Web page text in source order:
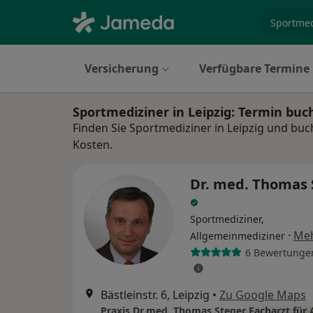
Versicherung Verfügbare Termine
Sportmediziner in Leipzig: Termin
Finden Sie Sportmediziner in Leipzig und
Kosten.
Dr. med. Thomas
Sportmediziner,
Allgemeinmediziner ·
6
Bästleinstr. 6, Leipzig • Zu Google Maps